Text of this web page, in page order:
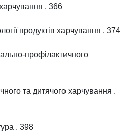
. 366
продуктів харчування . 374
профілактичного
та дитячого харчування .
. 398